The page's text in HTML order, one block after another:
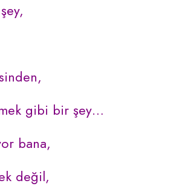
gibi bir şey…
bana,
değil,